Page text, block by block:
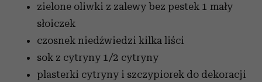
zielone oliwki z zalewy bez pestek 1 mały
słoiczek
czosnek niedźwiedzi kilka liści
sok z cytryny 1/2 cytryny
plasterki cytryny i szczypiorek do dekoracji